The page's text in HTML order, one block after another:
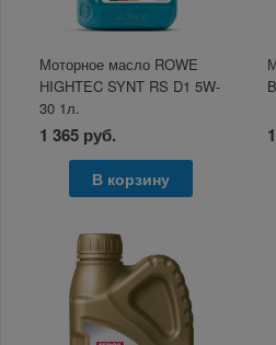
Моторное масло ROWE
HIGHTEC SYNT RS D1 5W-
30 1л.
1 365 руб.
В корзину